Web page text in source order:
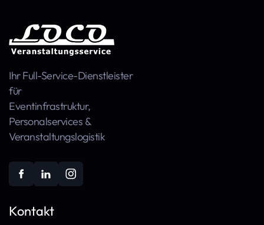
Ihr Full-Service-Dienstleister
für
Event­infra­struktur,
Personal­services &
Veranstaltungs­logistik
Kontakt